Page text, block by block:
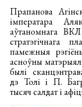
Прапанова
імператара
аўтаномнага
стратэгічнага
памежныя
асноўны
былі
дэ Толі і П.
тысяч салдат і